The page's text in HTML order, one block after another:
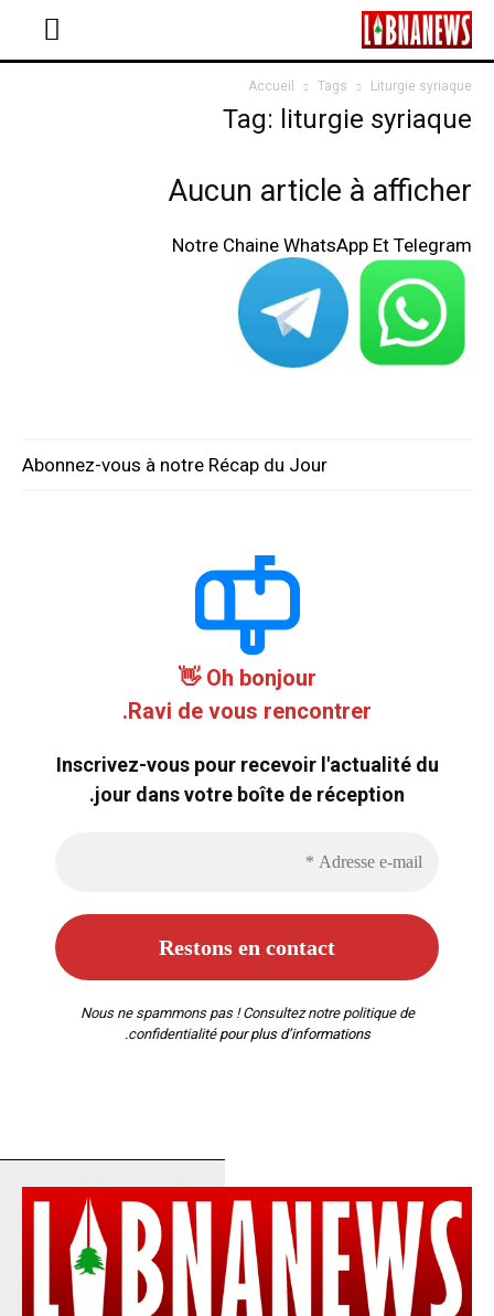
Accueil Tags Liturgie syriaque
Tag: liturgie syriaque
Aucun article à afficher
Notre Chaine WhatsApp Et Telegram
Abonnez-vous à notre Récap du Jour
Oh bonjour 👋
Ravi de vous rencontrer.
Inscrivez-vous pour recevoir l'actualité du
jour dans votre boîte de réception.
Nous ne spammons pas ! Consultez notre politique de
confidentialitépour plus d’informations.